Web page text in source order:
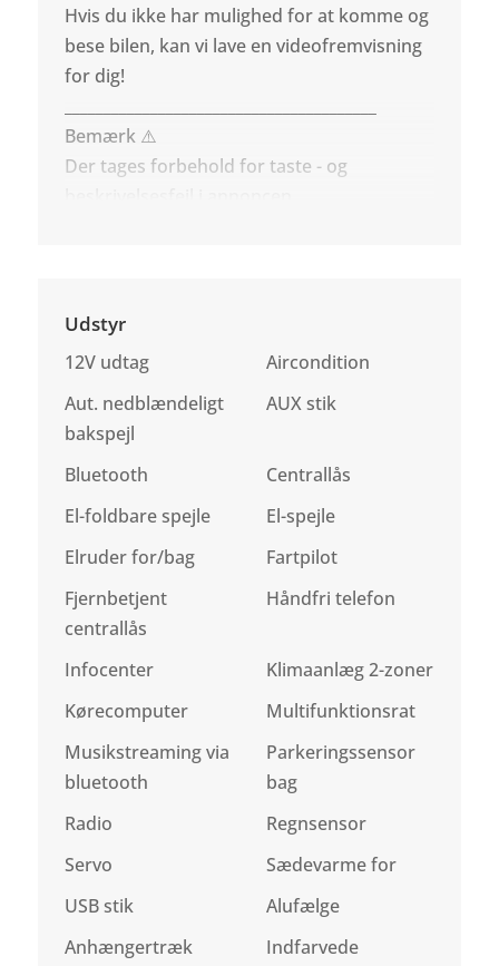
Hvis du ikke har mulighed for at komme og
bese bilen, kan vi lave en videofremvisning
for dig!
Bemærk ⚠️
Der tages forbehold for taste - og
Udstyr
12V udtag
Aircondition
Aut. nedblændeligt
bakspejl
AUX stik
Bluetooth
Centrallås
El-foldbare spejle
El-spejle
Elruder for/bag
Fartpilot
Fjernbetjent
centrallås
Håndfri telefon
Infocenter
Klimaanlæg 2-zoner
Kørecomputer
Multifunktionsrat
Musikstreaming via
bluetooth
Parkeringssensor
bag
Radio
Regnsensor
Servo
Sædevarme for
USB stik
Alufælge
Anhængertræk
Indfarvede